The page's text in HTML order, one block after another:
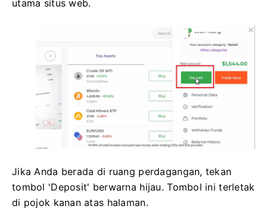
utama situs web.
Jika Anda berada di ruang perdagangan, tekan
tombol 'Deposit' berwarna hijau. Tombol ini terletak
di pojok kanan atas halaman.